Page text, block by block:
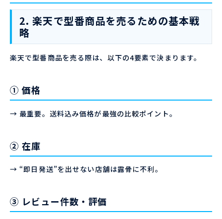
2. 楽天で型番商品を売るための基本戦
略
楽天で型番商品を売る際は、以下の4要素で決まります。
① 価格
→ 最重要。送料込み価格が最強の比較ポイント。
② 在庫
→ “即日発送”を出せない店舗は露骨に不利。
③ レビュー件数・評価